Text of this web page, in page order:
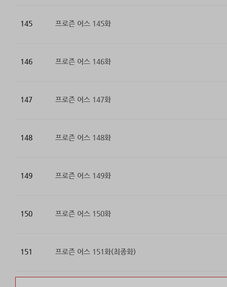
145 프로즌 어스 145화
146 프로즌 어스 146화
147 프로즌 어스 147화
148 프로즌 어스 148화
149 프로즌 어스 149화
150 프로즌 어스 150화
151 프로즌 어스 151화(최종화)